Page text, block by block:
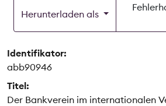
Herunterladen als
Identifikator:
abb90946
Titel:
Der Bankverein im internationalen